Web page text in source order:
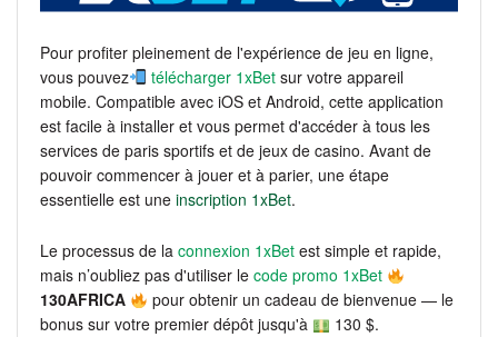
Pour profiter pleinement de l'expérience de jeu en ligne,
vous pouvez
télécharger 1xBet sur votre appareil
mobile. Compatible avec iOS et Android, cette application
est facile à installer et vous permet d'accéder à tous les
services de paris sportifs et de jeux de casino. Avant de
pouvoir commencer à jouer et à parier, une étape
essentielle est une inscription 1xBet.
Le processus de la connexion 1xBet est simple et rapide,
mais n’oubliez pas d'utiliser le code promo 1xBet
130AFRICA
pour obtenir un cadeau de bienvenue — le
bonus sur votre premier dépôt jusqu'à
130 $.